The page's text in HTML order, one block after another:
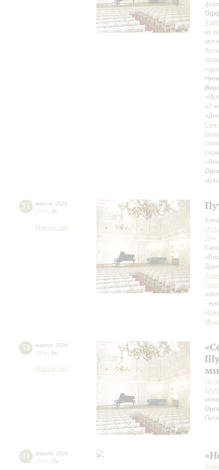
из
«У
31 марта
2024
15:00 Вс
Малый зал
Для
-
31 марта
2024
19:00 Вс
Малый зал
01 апреля 2024
19:00 Пн